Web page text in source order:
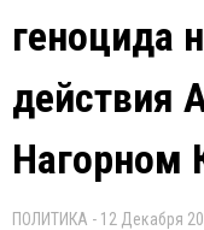
геноцида
действия
Нагорном
ПОЛИТИКА - 12 Декабря